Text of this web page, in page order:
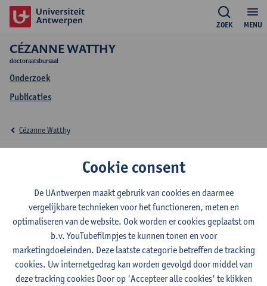
MENU
ZOEK
CÉZANNE WATTHY
doctoraatsbursaal
Onderzoek
Publicaties
Publicaties Cézanne
Watthy
Cézanne Watthy
PhD colloquium: book of abstracts, 20-21 Nov. 2025 :
Reimagining the existing: Interdisciplinary
perspectives on design, heritage, and sustainable
transformation through past, present and future
Cookie consent
De UAntwerpen maakt gebruik van cookies en daarmee
vergelijkbare technieken voor het functioneren, meten en
optimaliseren van de website. Ook worden er cookies geplaatst om
b.v. YouTubefilmpjes te kunnen tonen en voor
marketingdoeleinden. Deze laatste categorie betreffen de tracking
cookies. Uw internetgedrag kan worden gevolgd door middel van
deze tracking cookies Door op 'Accepteer alle cookies' te klikken